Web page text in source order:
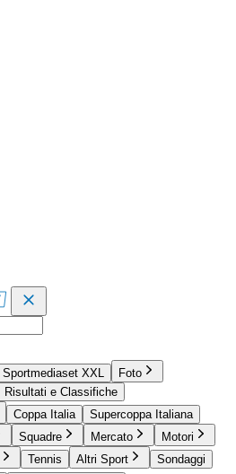
Sportmediaset XXL
Foto
Risultati e Classifiche
Coppa Italia
Supercoppa Italiana
Squadre Mercato
Motori
Tennis Altri Sport
Sondaggi